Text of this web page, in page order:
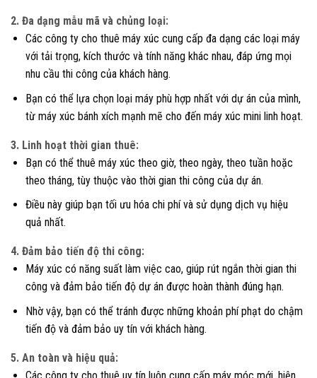
2. Đa dạng mẫu mã và chủng loại:
Các công ty cho thuê máy xúc cung cấp đa dạng các loại máy
với tải trọng, kích thước và tính năng khác nhau, đáp ứng mọi
nhu cầu thi công của khách hàng.
Bạn có thể lựa chọn loại máy phù hợp nhất với dự án của mình,
từ máy xúc bánh xích mạnh mẽ cho đến máy xúc mini linh hoạt.
3. Linh hoạt thời gian thuê:
Bạn có thể thuê máy xúc theo giờ, theo ngày, theo tuần hoặc
theo tháng, tùy thuộc vào thời gian thi công của dự án.
Điều này giúp bạn tối ưu hóa chi phí và sử dụng dịch vụ hiệu
quả nhất.
4. Đảm bảo tiến độ thi công:
Máy xúc có năng suất làm việc cao, giúp rút ngắn thời gian thi
công và đảm bảo tiến độ dự án được hoàn thành đúng hạn.
Nhờ vậy, bạn có thể tránh được những khoản phí phạt do chậm
tiến độ và đảm bảo uy tín với khách hàng.
5. An toàn và hiệu quả: